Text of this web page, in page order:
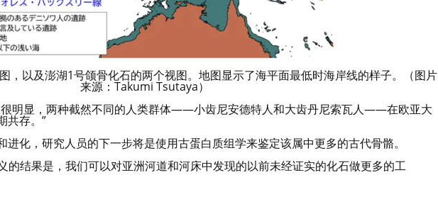
，以及澎湖1号颌骨化石的两个视图。地图显示了海平面最低时海岸线的样子。（图片
来源：Takumi Tsutaya）
很明显，两种截然不同的人类群体——小齿尼安德特人和大齿丹尼索瓦人——在欧亚大
共存。”
化，研究人员的下一步将是使用古蛋白质组学来鉴定该属中更多的古代骨骼。
的结果是，我们可以对亚洲河道和河床中发现的以前未经证实的化石做更多的工